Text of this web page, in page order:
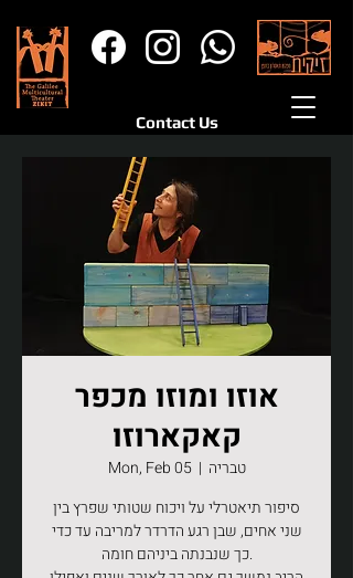
Contact Us
אוזו ומוזו מכפר
קאקארוזו
Mon, Feb 05
  |
טבריה
סיפור תיאטרלי על ויכוח שטותי שפרץ בין
שני אחים, שבן רגע הדרדר למריבה עד כדי
כך שנבנתה ביניהם חומה.